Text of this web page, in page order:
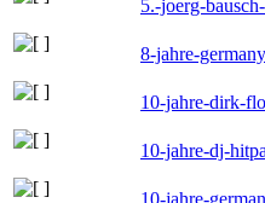
5.-joerg-
8-jahre-
10-jahre-dirk-
10-jahre-dj-
10-jahre-